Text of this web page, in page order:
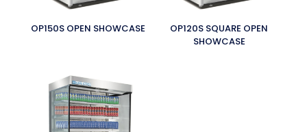
OP150S OPEN SHOWCASE
OP120S SQUARE OPEN
SHOWCASE